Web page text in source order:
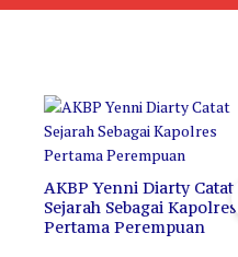
AKBP Yenni Diarty Catat
Sejarah Sebagai Kapolres
Pertama Perempuan